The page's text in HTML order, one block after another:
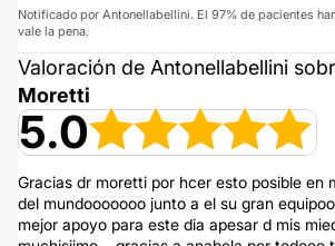
Notificado por Antonellabellini. El 97% de pacientes
vale la pena.
Valoración de Antonellabellini
Moretti
5.0
Gracias dr moretti por hcer esto posible en
del mundooooooo junto a el su gran
mejor apoyo para este dia apesar d mis